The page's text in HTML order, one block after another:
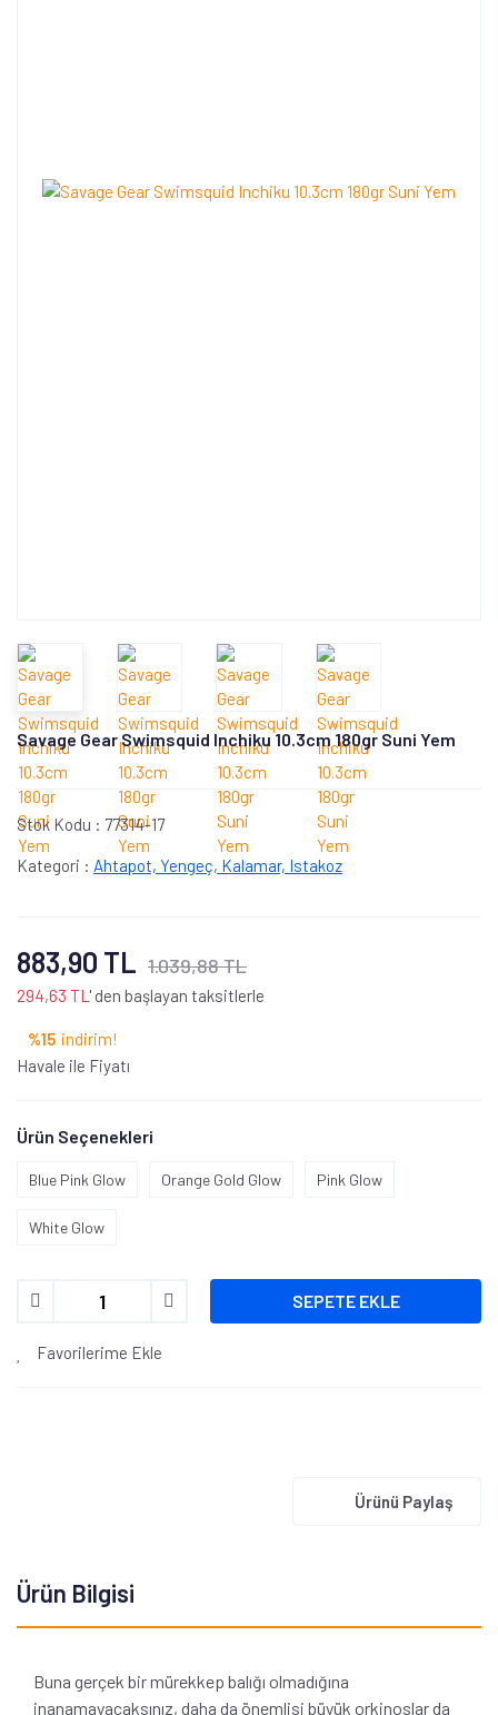
Savage Gear Swimsquid Inchiku 10.3cm 180gr Suni Yem
Stok Kodu : 77314-17
Kategori : Ahtapot, Yengeç, Kalamar, Istakoz
883,90 TL 1.039,88 TL
294,63 TL ' den başlayan taksitlerle
%15 indirim!
Havale ile Fiyatı
Ürün Seçenekleri
Blue Pink Glow Orange Gold Glow Pink Glow
White Glow
SEPETE EKLE
Favorilerime Ekle
Ürünü Paylaş
Ürün Bilgisi
Buna gerçek bir mürekkep balığı olmadığına
inanamayacaksınız, daha da önemlisi büyük orkinoslar da